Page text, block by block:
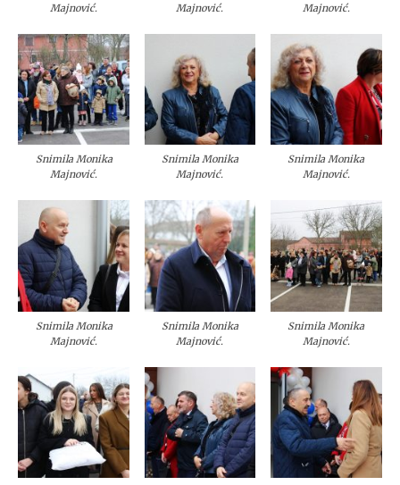
Majnović.
Majnović.
Majnović.
Snimila Monika
Majnović.
Snimila Monika
Majnović.
Snimila Monika
Majnović.
Snimila Monika
Majnović.
Snimila Monika
Majnović.
Snimila Monika
Majnović.